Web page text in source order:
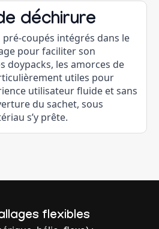
déchirure
coupés intégrés dans le
pour faciliter son
doypacks, les amorces de
utiles pour
utilisateur fluide et sans
du sachet, sous
s’y prête.
flexibles